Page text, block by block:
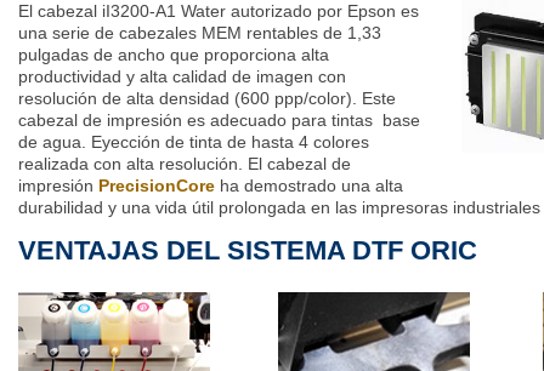
El cabezal iI3200-A1 Water autorizado por Epson es
una serie de cabezales MEM rentables de 1,33
pulgadas de ancho que proporciona alta
productividad y alta calidad de imagen con
resolución de alta densidad (600 ppp/color). Este
cabezal de impresión es adecuado para tintas base
de agua. Eyección de tinta de hasta 4 colores
realizada con alta resolución. El cabezal de
impresión PrecisionCore ha demostrado una alta
durabilidad y una vida útil prolongada en las impresoras
VENTAJAS DEL SISTEMA DTF ORIC